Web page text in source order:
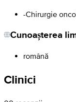
-Chirurgie
Cunoașterea
română
Clinici